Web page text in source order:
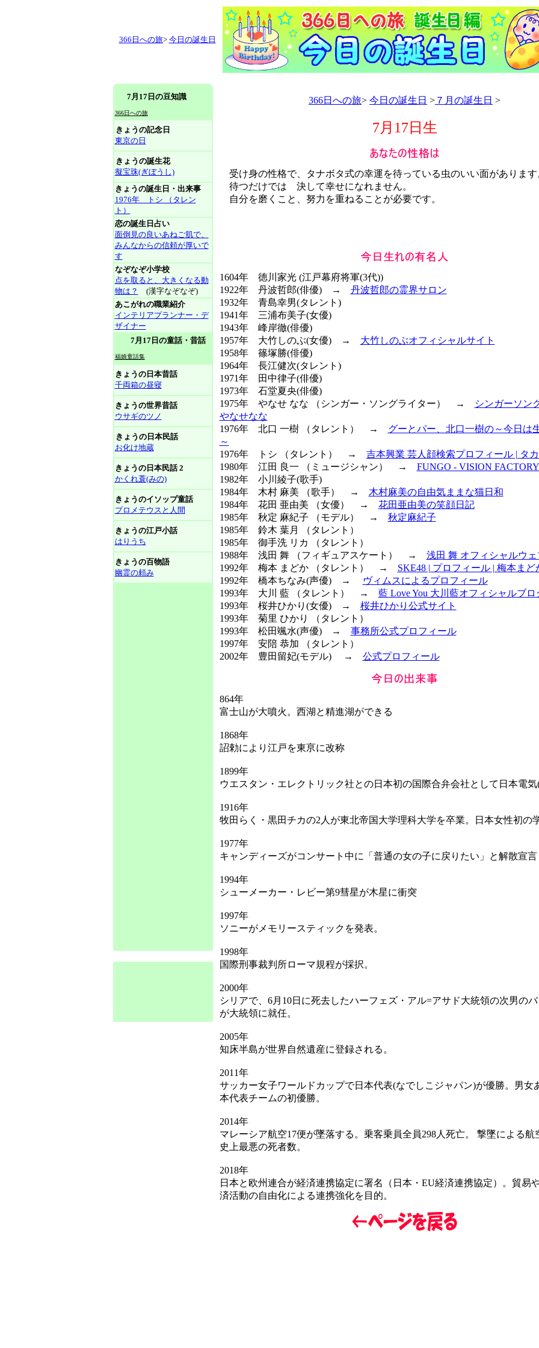
366日への旅> 今日の誕生日
7月17日の豆知識
366日への旅
きょうの記念日
東京の日
きょうの誕生花
擬宝珠(ぎぼうし)
きょうの誕生日・出来事
1976年 トシ （タレン
ト）
恋の誕生日占い
面倒見の良いあねご肌で、
みんなからの信頼が厚いで
す
なぞなぞ小学校
点を取ると、大きくなる動
物は？
(漢字なぞなぞ)
あこがれの職業紹介
インテリアプランナー・デ
ザイナー
7月17日の童話・昔話
福娘童話集
きょうの日本昔話
千両箱の昼寝
きょうの世界昔話
ウサギのツノ
きょうの日本民話
お化け地蔵
きょうの日本民話 2
かくれ蓑(みの)
きょうのイソップ童話
プロメテウスと人間
きょうの江戸小話
はりうち
きょうの百物語
幽霊の頼み
366日への旅> 今日の誕生日 > ７月の誕生日 >
7月17日生
受け身の性格で、タナボタ式の幸運を待っている虫のいい面があります
待つだけでは 決して幸せになれません。
自分を磨くこと、努力を重ねることが必要です。
1604年 徳川家光 (江戸幕府将軍(3代))
1922年 丹波哲郎(俳優) → 丹波哲郎の霊界サロン
1932年 青島幸男(タレント)
1941年 三浦布美子(女優)
1943年 峰岸徹(俳優)
1957年 大竹しのぶ(女優) → 大竹しのぶオフィシャルサイト
1958年 篠塚勝(俳優)
1964年 長江健次(タレント)
1971年 田中律子(俳優)
1973年 石堂夏央(俳優)
1975年 やなせ なな （シンガー・ソングライター） →
シンガーソン
やなせなな
1976年 北口 一樹 （タレント） → グーとパー、北口一樹の～今日は
～
1976年 トシ （タレント） → 吉本興業 芸人顔検索プロフィール | タ
1980年 江田 良一 （ミュージシャン） → FUNGO - VISION FACTORY
1982年 小川綾子(歌手)
1984年 木村 麻美 （歌手） → 木村麻美の自由気ままな猫日和
1984年 花田 亜由美 （女優） → 花田亜由美の笑顔日記
1985年 秋定 麻紀子 （モデル） → 秋定麻紀子
1985年 鈴木 葉月 （タレント）
1985年 御手洗 リカ （タレント）
1988年 浅田 舞 （フィギュアスケート） → 浅田 舞 オフィシャルウェ
1992年 梅本 まどか （タレント） → SKE48 | プロフィール | 梅本まど
1992年 橋本ちなみ(声優) →
ヴィムスによるプロフィール
1993年 大川 藍 （タレント） → 藍 Love You 大川藍オフィシャルブロ
1993年 桜井ひかり(女優) → 桜井ひかり公式サイト
1993年 菊里 ひかり （タレント）
1993年 松田颯水(声優) → 事務所公式プロフィール
1997年 安陪 恭加 （タレント）
2002年 豊田留妃(モデル) → 公式プロフィール
864年
富士山が大噴火。西湖と精進湖ができる
1868年
詔勅により江戸を東亰に改称
1899年
ウエスタン・エレクトリック社との日本初の国際合弁会社として日本電気
1916年
牧田らく・黒田チカの2人が東北帝国大学理科大学を卒業。日本女性初の
1977年
キャンディーズがコンサート中に「普通の女の子に戻りたい」と解散宣言
1994年
シューメーカー・レビー第9彗星が木星に衝突
1997年
ソニーがメモリースティックを発表。
1998年
国際刑事裁判所ローマ規程が採択。
2000年
シリアで、6月10日に死去したハーフェズ・アル=アサド大統領の次男の
が大統領に就任。
2005年
知床半島が世界自然遺産に登録される。
2011年
サッカー女子ワールドカップで日本代表(なでしこジャパン)が優勝。男女
本代表チームの初優勝。
2014年
マレーシア航空17便が墜落する。乗客乗員全員298人死亡。 撃墜による航
史上最悪の死者数。
2018年
日本と欧州連合が経済連携協定に署名（日本・EU経済連携協定）。貿易
済活動の自由化による連携強化を目的。